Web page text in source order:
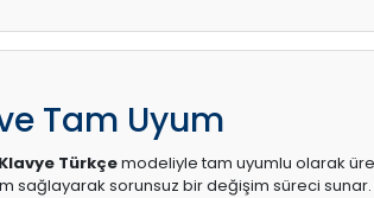
Tam Uyum
Türkçemodeliyle tam uyumlu olarak
sağlayarak sorunsuz bir değişim süreci sunar.